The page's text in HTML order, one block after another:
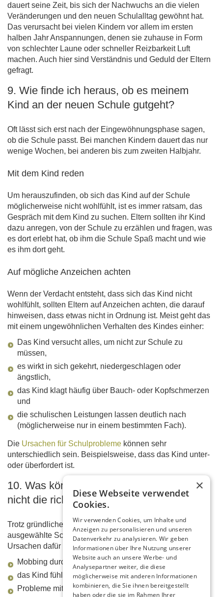
dauert seine Zeit, bis sich der Nachwuchs an die vielen
Veränderungen und den neuen Schulalltag gewöhnt hat.
Das verursacht bei vielen Kindern vor allem im ersten
halben Jahr Anspannungen, denen sie zuhause in Form
von schlechter Laune oder schneller Reizbarkeit Luft
machen. Auch hier sind Verständnis und Geduld der Eltern
gefragt.
9. Wie finde ich heraus, ob es meinem
Kind an der neuen Schule gutgeht?
Oft lässt sich erst nach der Eingewöhnungsphase sagen,
ob die Schule passt. Bei manchen Kindern dauert das nur
wenige Wochen, bei anderen bis zum zweiten Halbjahr.
Mit dem Kind reden
Um herauszufinden, ob sich das Kind auf der Schule
möglicherweise nicht wohlfühlt, ist es immer ratsam, das
Gespräch mit dem Kind zu suchen. Eltern sollten ihr Kind
dazu anregen, von der Schule zu erzählen und fragen, was
es dort erlebt hat, ob ihm die Schule Spaß macht und wie
es ihm dort geht.
Auf mögliche Anzeichen achten
Wenn der Verdacht entsteht, dass sich das Kind nicht
wohlfühlt, sollten Eltern auf Anzeichen achten, die darauf
hinweisen, dass etwas nicht in Ordnung ist. Meist geht das
mit einem ungewöhnlichen Verhalten des Kindes einher:
Das Kind versucht alles, um nicht zur Schule zu
müssen,
es wirkt in sich gekehrt, niedergeschlagen oder
ängstlich,
das Kind klagt häufig über Bauch- oder Kopfschmerzen
und
die schulischen Leistungen lassen deutlich nach
(möglicherweise nur in einem bestimmten Fach).
Die Ursachen für Schulprobleme können sehr
unterschiedlich sein. Beispielsweise, dass das Kind unter-
oder überfordert ist.
10. Was können wir tun, wenn die Schule
nicht die richtige Wahl war?
Trotz gründlicher Überlegung kann es sein, dass die
ausgewählte Schule für das Kind nicht die richtige ist. Die
Ursachen dafür können ganz verschieden sein:
Mobbing durch Mitschüler
das Kind fühlt sich unter- oder überfordert
Probleme mit einer oder mehreren Lehrkräften
×
Diese Webseite verwendet
Cookies.
Wir verwenden Cookies, um Inhalte und
Anzeigen zu personalisieren und unseren
Datenverkehr zu analysieren. Wir geben
Informationen über Ihre Nutzung unserer
Website auch an unsere Werbe- und
Analysepartner weiter, die diese
möglicherweise mit anderen Informationen
kombinieren, die Sie ihnen bereitgestellt
haben oder die sie im Rahmen Ihrer